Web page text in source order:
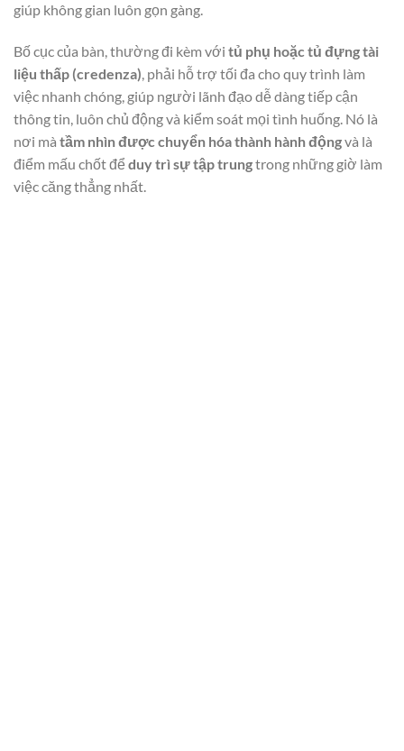
giúp không gian luôn gọn gàng.
Bố cục của bàn, thường đi kèm với tủ phụ hoặc tủ đựng tài
liệu thấp (credenza), phải hỗ trợ tối đa cho quy trình làm
việc nhanh chóng, giúp người lãnh đạo dễ dàng tiếp cận
thông tin, luôn chủ động và kiểm soát mọi tình huống. Nó là
nơi mà tầm nhìn được chuyển hóa thành hành độngvà là
điểm mấu chốt để duy trì sự tập trungtrong những giờ làm
việc căng thẳng nhất.